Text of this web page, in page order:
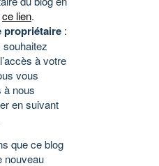
ce lien.
propriétaire :
à votre
vous
à nous
en suivant
que ce blog
nouveau